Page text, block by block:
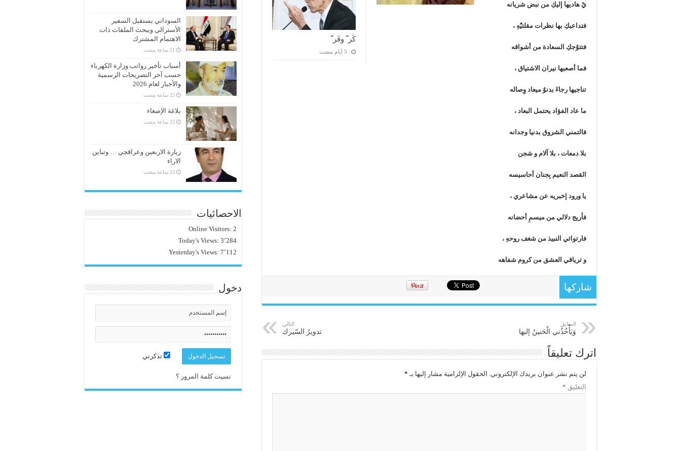
كَر ّ وفَر ّ
يُ هاديها إليكِ من نبض شريانه
فتداعبكِ بها نظرات مقلتيٌٓهِ ،
فتتوٌجكِ السعادة من أشواقه
فما أصعبها نيران الاشتياق ،
تناجيها رجاءٓ بدنوٌ ميعاد وِصاله
ما عاد الفؤاد يحتمل البعاد ،
فالتمني الشروق بدنيا وجدانه
بلا دمعات ، بلا آلام و شجن
القصد النعيم بِجنان أحاسيسه
يا ورود إخبريه عن مشاعري ،
فأريج دلالي من ميسمِ أحضانه
فارتوائي النبيذ من شغف روحهِ ،
و ترياقي العشق من كروم شفاهه
شاركها
السابق
وَيَأْخُذُني الْحَنينُ إليها
التالي
تدويرُ السّيرك
اترك تعليقاً
لن يتم نشر عنوان بريدك الإلكتروني. الحقول الإلزامية مشار إليها بـ *
التعليق *
السوداني يستقبل السفير
الأسترالي ويبحث الملفات ذات
الاهتمام المشترك
أسباب تأخير رواتب وزارة الكهرباء
حسب آخر التصريحات الرسمية
والأخبار لعام 2026
بلاغة الإصغاء
زيارة الاربعين وعراقجي … وتباين
الاراء
الاحصائيات
Online Visitors: 2
Today's Views: 3٬284
Yesterday's Views: 7٬112
دخول
تذكرني
نسيت كلمة المرور ؟